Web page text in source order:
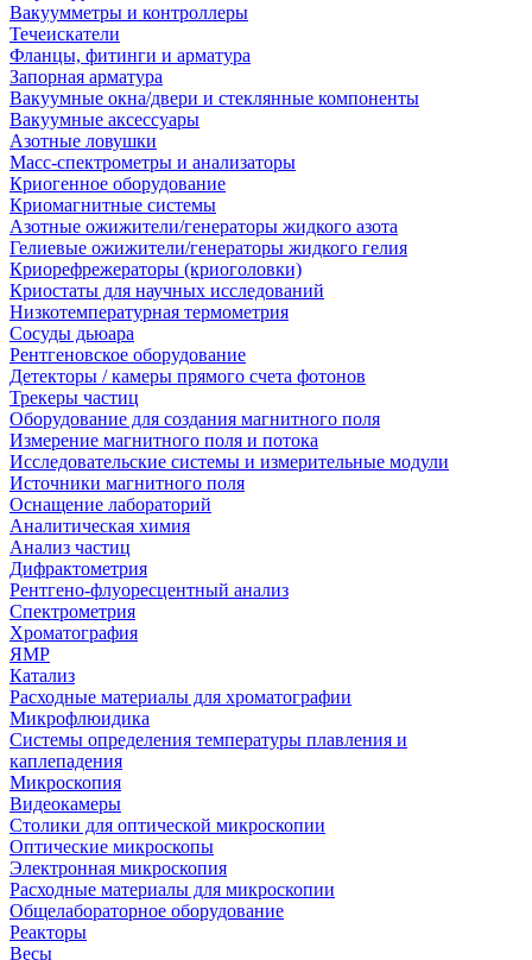
Вакуумметры и контроллеры
Течеискатели
Фланцы, фитинги и арматура
Запорная арматура
Вакуумные окна/двери и стеклянные компоненты
Вакуумные аксессуары
Азотные ловушки
Масс-спектрометры и анализаторы
Криогенное оборудование
Криомагнитные системы
Азотные ожижители/генераторы жидкого азота
Гелиевые ожижители/генераторы жидкого гелия
Криорефрежераторы (криоголовки)
Криостаты для научных исследований
Низкотемпературная термометрия
Сосуды дьюара
Рентгеновское оборудование
Детекторы / камеры прямого счета фотонов
Трекеры частиц
Оборудование для создания магнитного поля
Измерение магнитного поля и потока
Исследовательские системы и измерительные модули
Источники магнитного поля
Оснащение лабораторий
Аналитическая химия
Анализ частиц
Дифрактометрия
Рентгено-флуоресцентный анализ
Спектрометрия
Хроматография
ЯМР
Катализ
Расходные материалы для хроматографии
Микрофлюидика
Системы определения температуры плавления и
каплепадения
Микроскопия
Видеокамеры
Столики для оптической микроскопии
Оптические микроскопы
Электронная микроскопия
Расходные материалы для микроскопии
Общелабораторное оборудование
Реакторы
Весы